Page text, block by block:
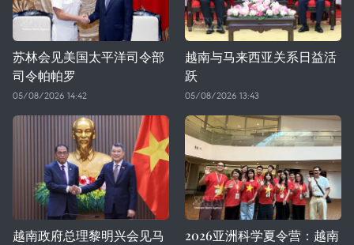
苏林会见美国太平洋司令部
司令帕帕罗
05/08/2026 14:42
越南与马来西亚关系日益活
跃
05/08/2026 13:43
越南政府总理黎明兴会见马
2026亚洲科学夏令营：越南